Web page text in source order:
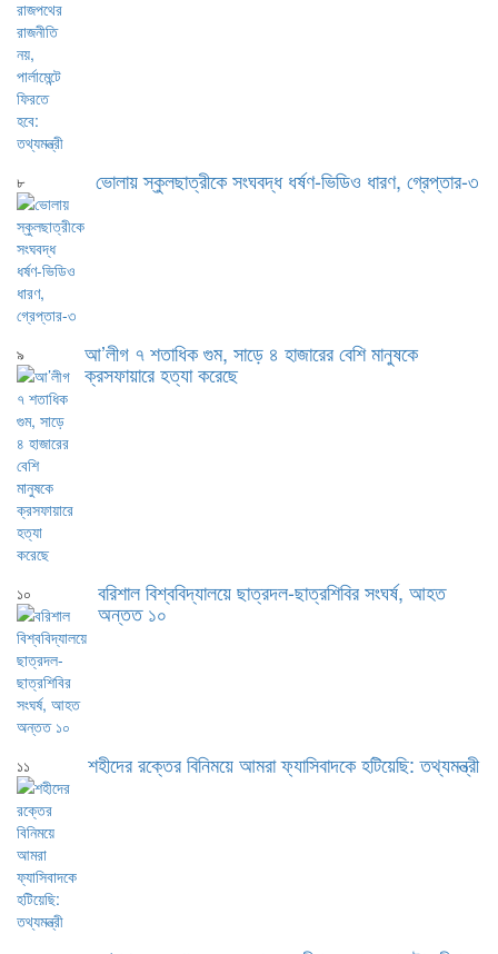
৮ ভোলায় স্কুলছাত্রীকে সংঘবদ্ধ ধর্ষণ-ভিডিও ধারণ, গ্রেপ্তার-৩
৯ আ’লীগ ৭ শতাধিক গুম, সাড়ে ৪ হাজারের বেশি মানুষকে
ক্রসফায়ারে হত্যা করেছে
১০ বরিশাল বিশ্ববিদ্যালয়ে ছাত্রদল-ছাত্রশিবির সংঘর্ষ, আহত
অন্তত ১০
১১ শহীদের রক্তের বিনিময়ে আমরা ফ্যাসিবাদকে হটিয়েছি: তথ্যমন্ত্রী